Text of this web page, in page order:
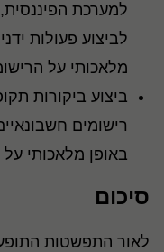
למערכת
לביצוע פעולות
מלאכותי על
ביצוע ביקורות
רישומים
באופן מלאכותי
סיכום
לאור התפשטות